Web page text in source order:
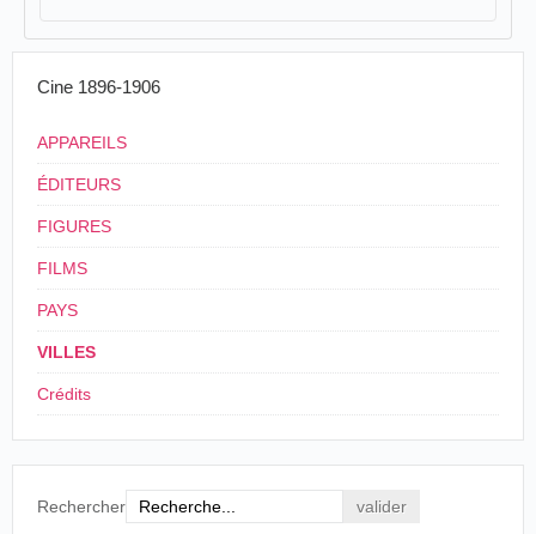
Cine 1896-1906
APPAREILS
ÉDITEURS
FIGURES
FILMS
PAYS
VILLES
Crédits
Rechercher